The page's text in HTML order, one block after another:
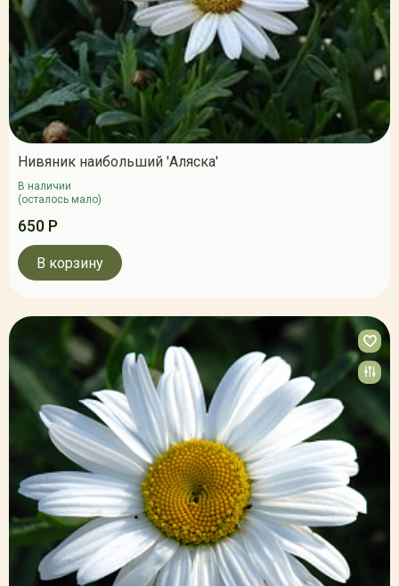
Нивяник наибольший 'Аляска'
В наличии
(осталось мало)
650 Р
В корзину